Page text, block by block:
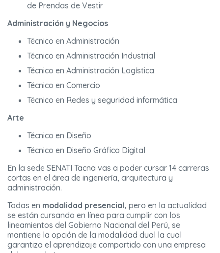
de Prendas de Vestir
Administración y Negocios
Técnico en Administración
Técnico en Administración Industrial
Técnico en Administración Logística
Técnico en Comercio
Técnico en Redes y seguridad informática
Arte
Técnico en Diseño
Técnico en Diseño Gráfico Digital
En la sede SENATI Tacna vas a poder cursar 14 carreras
cortas en el área de ingeniería, arquitectura y
administración.
Todas en modalidad presencial, pero en la actualidad
se están cursando en línea para cumplir con los
lineamientos del Gobierno Nacional del Perú, se
mantiene la opción de la modalidad dual la cual
garantiza el aprendizaje compartido con una empresa